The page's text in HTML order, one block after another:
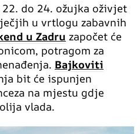
22. do 24. ožujka oživjet
u vrtlogu zabavnih
u Zadru započet će
potragom za
Bajkoviti
bit će ispunjen
na mjestu gdje
vlada.